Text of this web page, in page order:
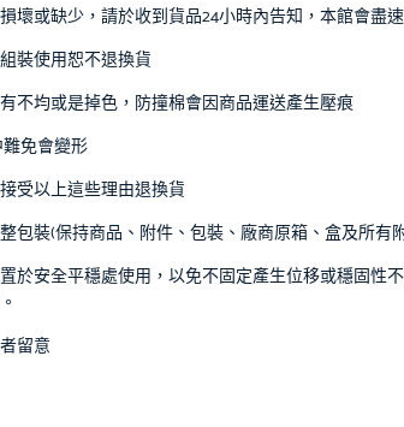
壞或缺少，請於收到貨品24小時內告知，本館會盡
裝使用恕不退換貨
不均或是掉色，防撞棉會因商品運送產生壓痕
免會變形
受以上這些理由退換貨
包裝(保持商品、附件、包裝、廠商原箱、盒及所
於安全平穩處使用，以免不固定產生位移或穩固
留意